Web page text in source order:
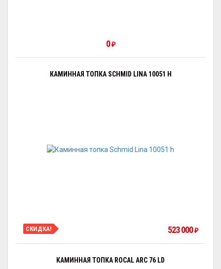
0₽
КАМИННАЯ ТОПКА SCHMID LINA 10051 H
СКИДКА! 523 000₽
КАМИННАЯ ТОПКА ROCAL ARC 76 LD